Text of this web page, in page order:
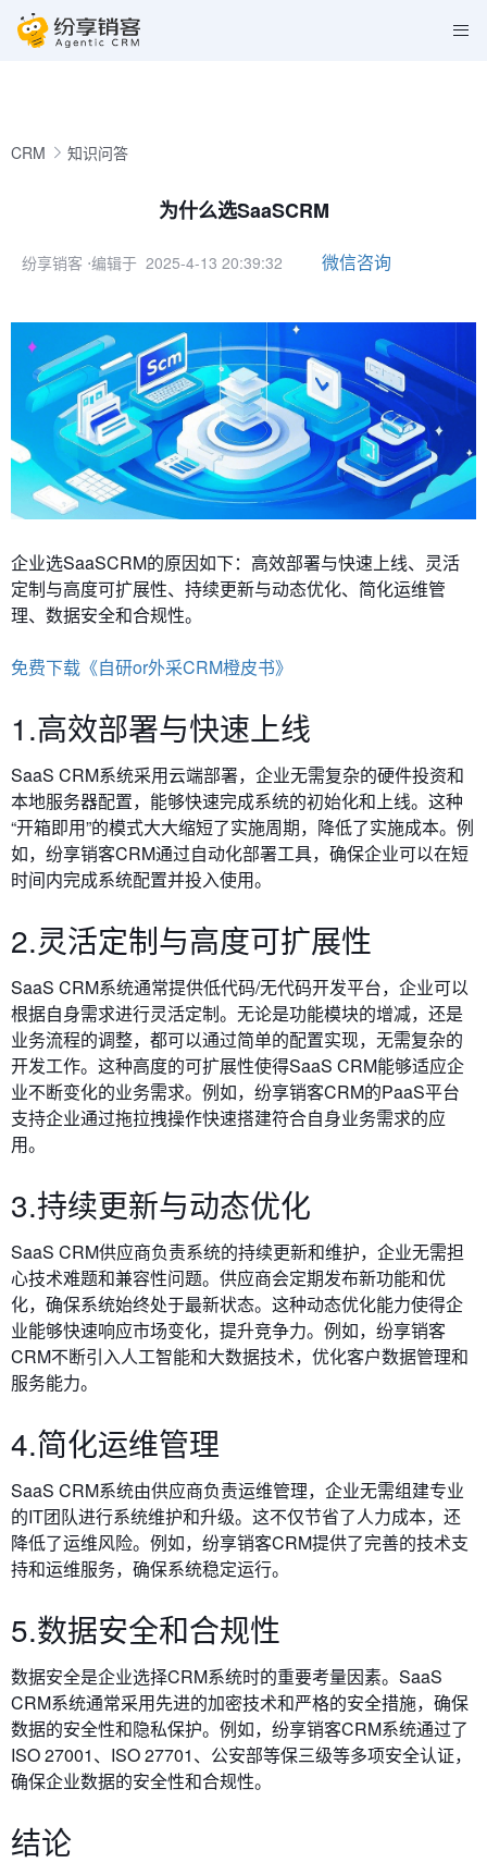
CRM 知识问答
为什么选SaaSCRM
纷享销客 ⋅编辑于 2025-4-13 20:39:32 微信咨询
企业选SaaSCRM的原因如下： 高效部署与快速上线、 灵活
定制与高度可扩展性、持续更新与动态优化、简化运维管
理、数据安全和合规性。
免费下载《自研or外采CRM橙皮书》
1.高效部署与快速上线
SaaS CRM系统采用云端部署，企业无需复杂的硬件投资和
本地服务器配置，能够快速完成系统的初始化和上线。这种
“开箱即用”的模式大大缩短了实施周期，降低了实施成本。例
如，纷享销客CRM通过自动化部署工具，确保企业可以在短
时间内完成系统配置并投入使用。
2.灵活定制与高度可扩展性
SaaS CRM系统通常提供低代码/无代码开发平台，企业可以
根据自身需求进行灵活定制。无论是功能模块的增减，还是
业务流程的调整，都可以通过简单的配置实现，无需复杂的
开发工作。这种高度的可扩展性使得SaaS CRM能够适应企
业不断变化的业务需求。例如，纷享销客CRM的PaaS平台
支持企业通过拖拉拽操作快速搭建符合自身业务需求的应
用。
3.持续更新与动态优化
SaaS CRM供应商负责系统的持续更新和维护，企业无需担
心技术难题和兼容性问题。供应商会定期发布新功能和优
化，确保系统始终处于最新状态。这种动态优化能力使得企
业能够快速响应市场变化，提升竞争力。例如，纷享销客
CRM不断引入人工智能和大数据技术，优化客户数据管理和
服务能力。
4.简化运维管理
SaaS CRM系统由供应商负责运维管理，企业无需组建专业
的IT团队进行系统维护和升级。这不仅节省了人力成本，还
降低了运维风险。例如，纷享销客CRM提供了完善的技术支
持和运维服务，确保系统稳定运行。
5.数据安全和合规性
数据安全是企业选择CRM系统时的重要考量因素。SaaS
CRM系统通常采用先进的加密技术和严格的安全措施，确保
数据的安全性和隐私保护。例如，纷享销客CRM系统通过了
ISO 27001、ISO 27701、公安部等保三级等多项安全认证，
确保企业数据的安全性和合规性。
结论